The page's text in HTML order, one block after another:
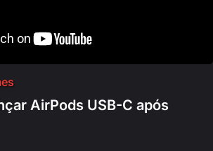
AirPods USB-C após